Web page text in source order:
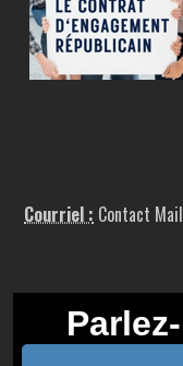
Courriel : Contact Mail